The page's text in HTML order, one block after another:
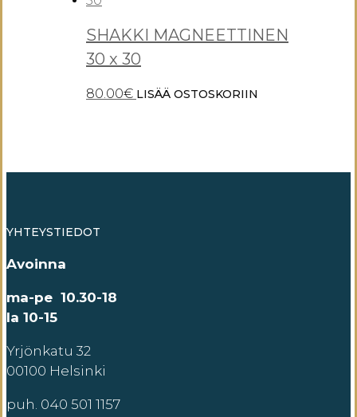
SHAKKI MAGNEETTINEN
30 x 30
80.00€ LISÄÄ OSTOSKORIIN
YHTEYSTIEDOT
Avoinna
ma-pe 10.30-18
la 10-15
Yrjönkatu 32
00100 Helsinki
puh. 040 501 1157